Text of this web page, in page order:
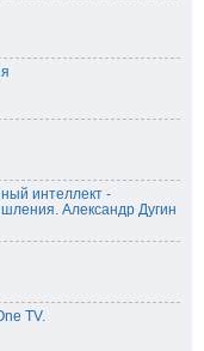
интеллект -
Александр Дугин
TV.